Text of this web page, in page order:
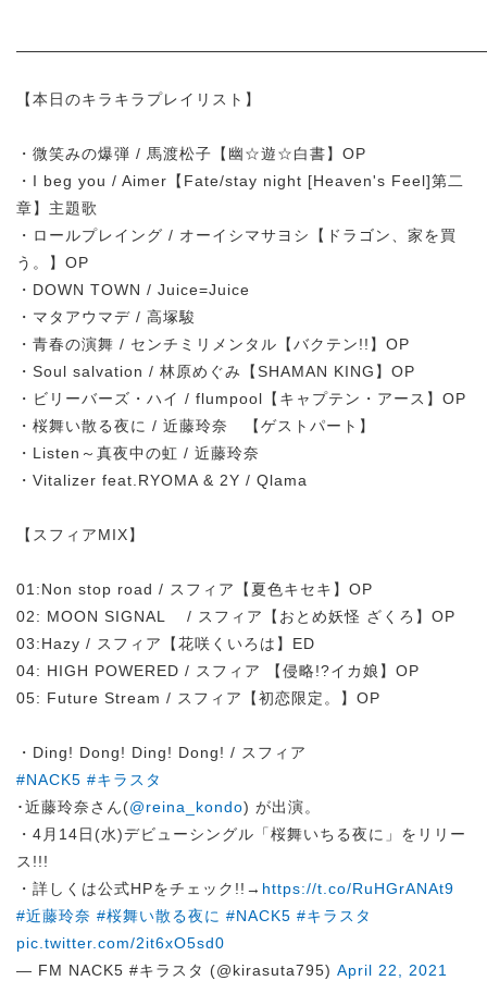
【本日のキラキラプレイリスト】
・微笑みの爆弾 / 馬渡松子【幽☆遊☆白書】OP
・I beg you / Aimer【Fate/stay night [Heaven's Feel]第二
章】主題歌
・ロールプレイング / オーイシマサヨシ【ドラゴン、家を買
う。】OP
・DOWN TOWN / Juice=Juice
・マタアウマデ / 高塚駿
・青春の演舞 / センチミリメンタル【バクテン!!】OP
・Soul salvation / 林原めぐみ【SHAMAN KING】OP
・ビリーバーズ・ハイ / flumpool【キャプテン・アース】OP
・桜舞い散る夜に / 近藤玲奈 【ゲストパート】
・Listen～真夜中の虹 / 近藤玲奈
・Vitalizer feat.RYOMA & 2Y / Qlama
【スフィアMIX】
01:Non stop road / スフィア【夏色キセキ】OP
02: MOON SIGNAL / スフィア【おとめ妖怪 ざくろ】OP
03:Hazy / スフィア【花咲くいろは】ED
04: HIGH POWERED / スフィア 【侵略!?イカ娘】OP
05: Future Stream / スフィア【初恋限定。】OP
・Ding! Dong! Ding! Dong! / スフィア
#NACK5 #キラスタ
･近藤玲奈さん(@reina_kondo) が出演。
・4月14日(水)デビューシングル「桜舞いちる夜に」をリリー
ス!!!
・詳しくは公式HPをチェック!!→ https://t.co/RuHGrANAt9
#近藤玲奈 #桜舞い散る夜に #NACK5 #キラスタ
pic.twitter.com/2it6xO5sd0
— FM NACK5 #キラスタ (@kirasuta795) April 22, 2021